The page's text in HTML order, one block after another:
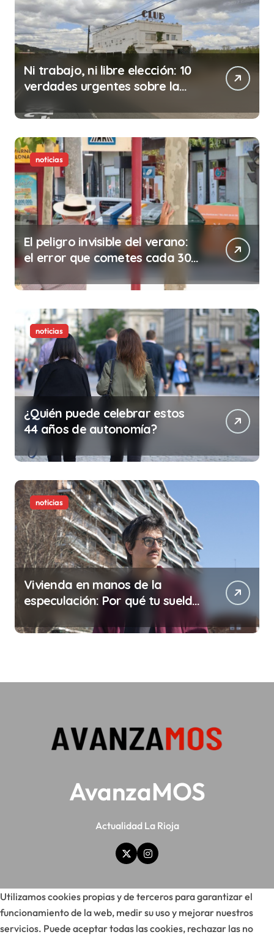
Ni trabajo, ni libre elección: 10
verdades urgentes sobre la
noticias
El peligro invisible del verano:
el error que cometes cada 30
minutos en tu trabajo (y la
ilegalidad que te puede costar
la vida)
noticias
¿Quién puede celebrar estos
44 años de autonomía?
noticias
Vivienda en manos de la
especulación: Por qué tu sueldo
AvanzaMOS
Actualidad La Rioja
Utilizamos cookies propias y de terceros para garantizar el
funcionamiento de la web, medir su uso y mejorar nuestros
servicios. Puede aceptar todas las cookies, rechazar las no